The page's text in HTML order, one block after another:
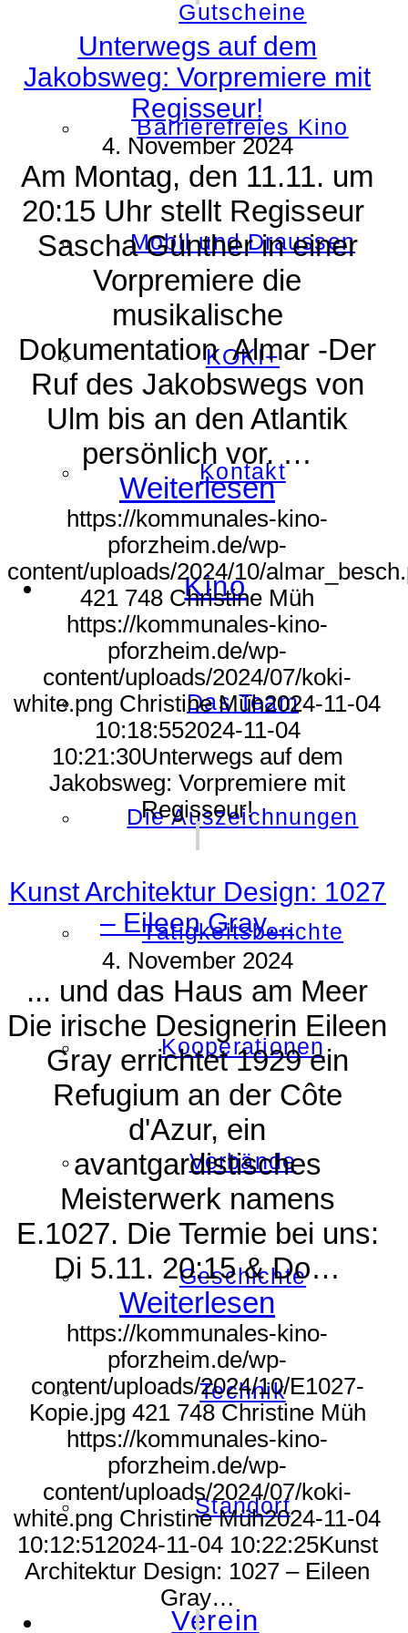
Gutscheine
Barrierefreies Kino
Mobil und Draussen
KOKI+
Kontakt
Kino
Das Team
Die Auszeichnungen
Tätigkeitsberichte
Kooperationen
Verbände
Geschichte
Technik
Standort
Verein
Unterwegs auf dem
Jakobsweg: Vorpremiere mit
Regisseur!
4. November 2024
Am Montag, den 11.11. um
20:15 Uhr stellt Regisseur
Sascha Günther in einer
Vorpremiere die
musikalische
Dokumentation Almar -Der
Ruf des Jakobswegs von
Ulm bis an den Atlantik
persönlich vor. …
Weiterlesen
https://kommunales-kino-
pforzheim.de/wp-
content/uploads/2024/10/
421 748 Christine Müh
https://kommunales-kino-
pforzheim.de/wp-
content/uploads/2024/07/koki-
white.png Christine Müh2024-11-04
10:18:552024-11-04
10:21:30Unterwegs auf dem
Jakobsweg: Vorpremiere mit
Regisseur!
Kunst Architektur Design: 1027
– Eileen Gray…
4. November 2024
... und das Haus am Meer
Die irische Designerin Eileen
Gray errichtet 1929 ein
Refugium an der Côte
d'Azur, ein
avantgardistisches
Meisterwerk namens
E.1027. Die Termie bei uns:
Di 5.11. 20:15 & Do…
Weiterlesen
https://kommunales-kino-
pforzheim.de/wp-
content/uploads/2024/10/E1027-
Kopie.jpg 421 748 Christine Müh
https://kommunales-kino-
pforzheim.de/wp-
content/uploads/2024/07/koki-
white.png Christine Müh2024-11-04
10:12:512024-11-04 10:22:25Kunst
Architektur Design: 1027 – Eileen
Gray…